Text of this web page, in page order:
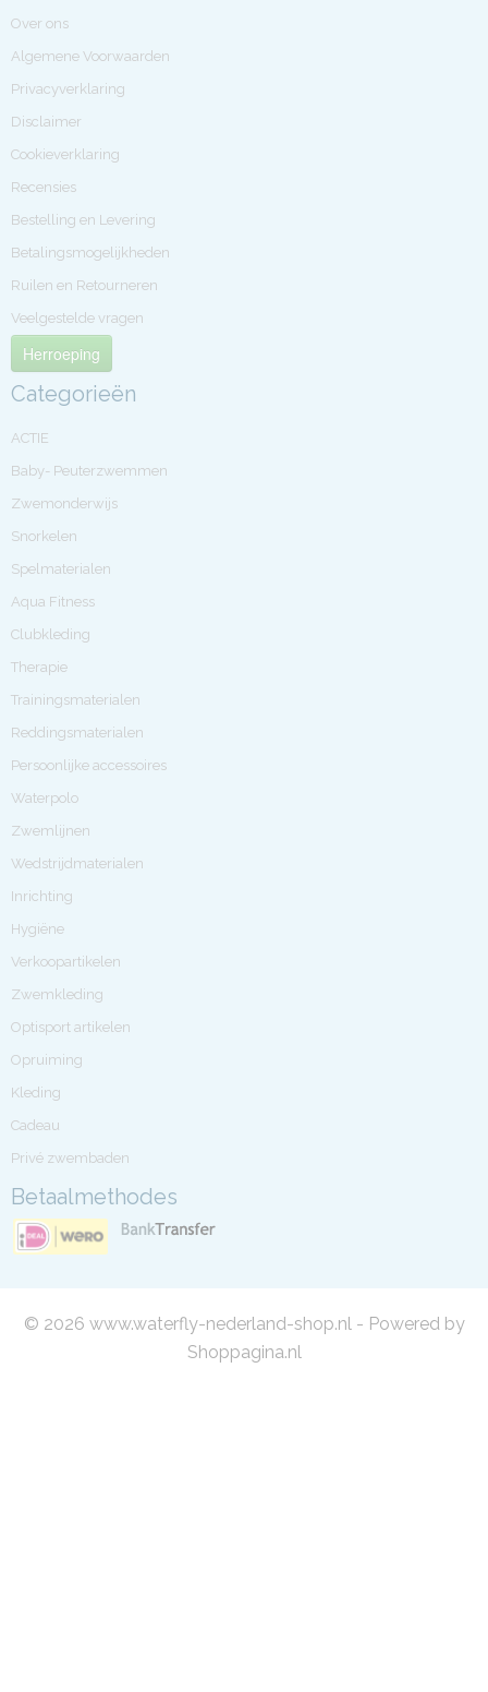
Over ons
Algemene Voorwaarden
Privacyverklaring
Disclaimer
Cookieverklaring
Recensies
Bestelling en Levering
Betalingsmogelijkheden
Ruilen en Retourneren
Veelgestelde vragen
Herroeping
Categorieën
ACTIE
Baby- Peuterzwemmen
Zwemonderwijs
Snorkelen
Spelmaterialen
Aqua Fitness
Clubkleding
Therapie
Trainingsmaterialen
Reddingsmaterialen
Persoonlijke accessoires
Waterpolo
Zwemlijnen
Wedstrijdmaterialen
Inrichting
Hygiëne
Verkoopartikelen
Zwemkleding
Optisport artikelen
Opruiming
Kleding
Cadeau
Privé zwembaden
Betaalmethodes
© 2026 www.waterfly-nederland-shop.nl - Powered by
Shoppagina.nl